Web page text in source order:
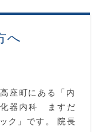
へ
座町にある「内
化器内科 ますだ
ク」です。 院長